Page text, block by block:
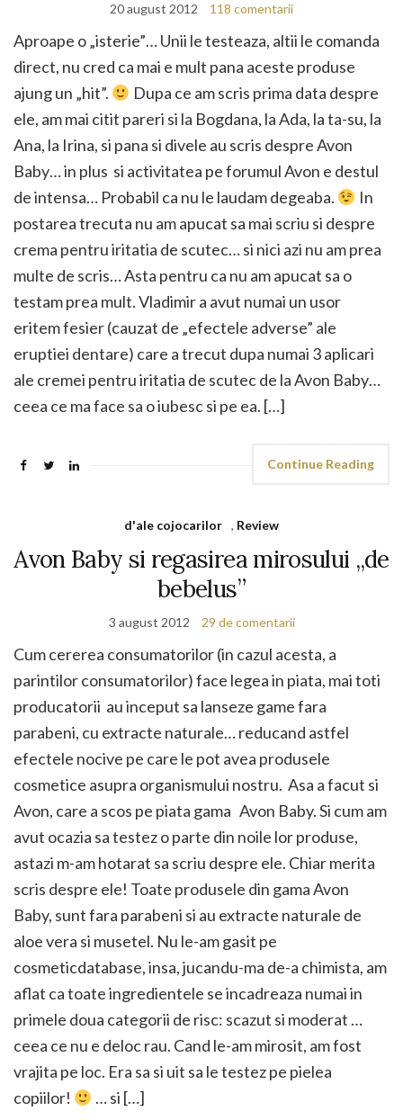
20 august 2012 118 comentarii
Aproape o „isterie”… Unii le testeaza, altii le comanda
direct, nu cred ca mai e mult pana aceste produse
ajung un „hit”.
Dupa ce am scris prima data despre
ele, am mai citit pareri si la Bogdana, la Ada, la ta-su, la
Ana, la Irina, si pana si divele au scris despre Avon
Baby… in plus si activitatea pe forumul Avon e destul
de intensa… Probabil ca nu le laudam degeaba.
In
postarea trecuta nu am apucat sa mai scriu si despre
crema pentru iritatia de scutec… si nici azi nu am prea
multe de scris… Asta pentru ca nu am apucat sa o
testam prea mult. Vladimir a avut numai un usor
eritem fesier (cauzat de „efectele adverse” ale
eruptiei dentare) care a trecut dupa numai 3 aplicari
ale cremei pentru iritatia de scutec de la Avon Baby…
ceea ce ma face sa o iubesc si pe ea. […]
Continue Reading
d'ale cojocarilor , Review
Avon Baby si regasirea mirosului „de
bebelus”
3 august 2012 29 de comentarii
Cum cererea consumatorilor (in cazul acesta, a
parintilor consumatorilor) face legea in piata, mai toti
producatorii au inceput sa lanseze game fara
parabeni, cu extracte naturale… reducand astfel
efectele nocive pe care le pot avea produsele
cosmetice asupra organismului nostru. Asa a facut si
Avon, care a scos pe piata gama Avon Baby. Si cum am
avut ocazia sa testez o parte din noile lor produse,
astazi m-am hotarat sa scriu despre ele. Chiar merita
scris despre ele! Toate produsele din gama Avon
Baby, sunt fara parabeni si au extracte naturale de
aloe vera si musetel. Nu le-am gasit pe
cosmeticdatabase, insa, jucandu-ma de-a chimista, am
aflat ca toate ingredientele se incadreaza numai in
primele doua categorii de risc: scazut si moderat …
ceea ce nu e deloc rau. Cand le-am mirosit, am fost
vrajita pe loc. Era sa si uit sa le testez pe pielea
copiilor!
… si […]